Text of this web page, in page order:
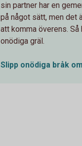
sin partner har en
på något sätt, men det
att komma överens. Så
onödiga gräl.
Slipp onödiga bråk om